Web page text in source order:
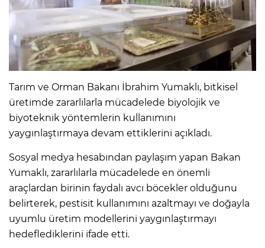
Tarım ve Orman Bakanı İbrahim Yumaklı, bitkisel
üretimde zararlılarla mücadelede biyolojik ve
biyoteknik yöntemlerin kullanımını
yaygınlaştırmaya devam ettiklerini açıkladı.
Sosyal medya hesabından paylaşım yapan Bakan
Yumaklı, zararlılarla mücadelede en önemli
araçlardan birinin faydalı avcı böcekler olduğunu
belirterek, pestisit kullanımını azaltmayı ve doğayla
uyumlu üretim modellerini yaygınlaştırmayı
hedeflediklerini ifade etti.